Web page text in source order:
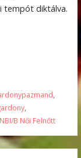
tempót diktálva.
,
,
NBI/B Női Felnőtt